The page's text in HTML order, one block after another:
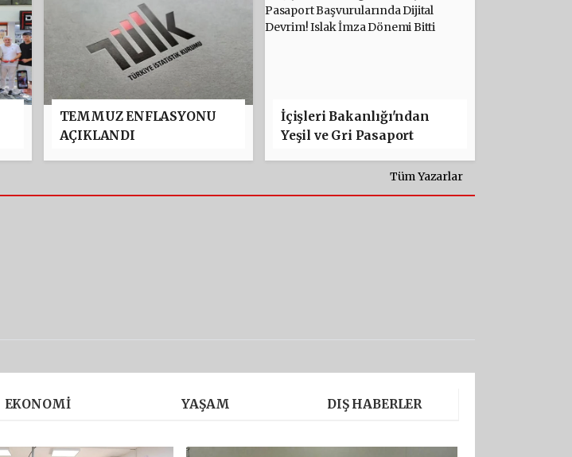
TEMMUZ ENFLASYONU
AÇIKLANDI
İçişleri Bakanlığı'ndan
Yeşil ve Gri Pasaport
Devrim! Islak İmza Dönemi
Bitti
Tüm Yazarlar
EKONOMI YAŞAM DIŞ HABERLER